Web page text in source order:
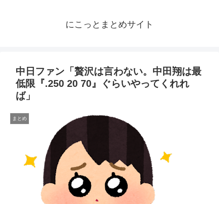
にこっとまとめサイト
中日ファン「贅沢は言わない。中田翔は最
低限『.250 20 70』ぐらいやってくれれ
ば」
まとめ